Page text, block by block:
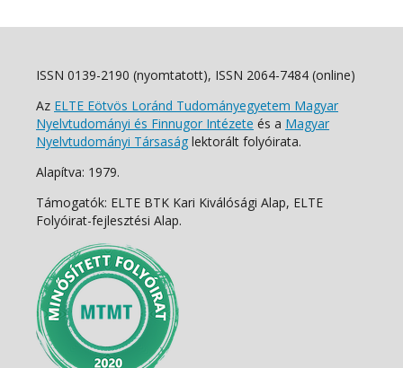
ISSN 0139-2190 (nyomtatott), ISSN 2064-7484 (online)
Az ELTE Eötvös Loránd Tudományegyetem Magyar
Nyelvtudományi és Finnugor Intézete és a Magyar
Nyelvtudományi Társaság lektorált folyóirata.
Alapítva: 1979.
Támogatók: ELTE BTK Kari Kiválósági Alap, ELTE
Folyóirat-fejlesztési Alap.